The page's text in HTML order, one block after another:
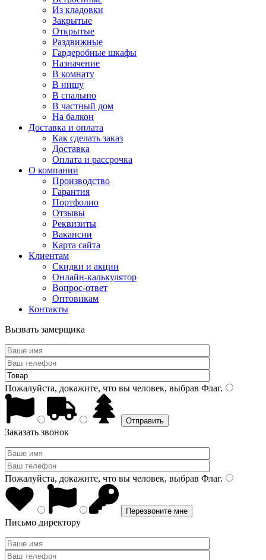
Из кладовки
Закрытые
Открытые
Раздвижные
Гардеробные шкафы
Назначение
В комнату
В нишу
В спальню
В частный дом
На балкон
Доставка и оплата
Как сделать заказ
Доставка
Оплата и рассрочка
О компании
Производство
Гарантия
Портфолио
Отзывы
Реквизиты
Вакансии
Карта сайта
Клиентам
Скидки и акции
Онлайн-калькулятор
Вопрос-ответ
Оптовикам
Контакты
Вызвать замерщика
Пожалуйста, докажите, что вы человек, выбрав Флаг.
Заказать звонок
Пожалуйста, докажите, что вы человек, выбрав Флаг.
Письмо директору